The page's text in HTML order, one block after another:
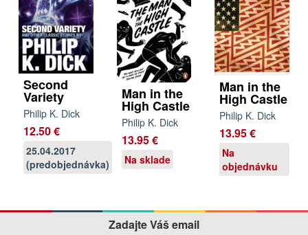
Second
Variety
Philip K. Dick
12.50 €
25.04.2017
(predobjednávka)
Man in the
High Castle
Philip K. Dick
13.95 €
Na sklade
Man in the
High Castle
Philip K. Dick
13.95 €
Na
objednávku
Zadajte Váš email